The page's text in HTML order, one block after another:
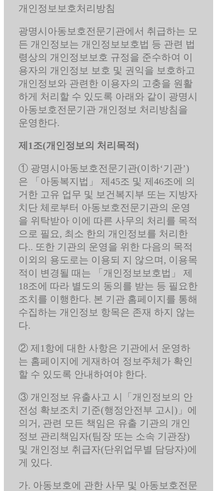
개인정보보호처리방침
광명시아동보호전문기관에서 취급하는 모
든 개인정보는 개인정보보호법 등 관련 법
령상의 개인정보보호 규정을 준수하여 이
용자의 개인정보 보호 및 권익을 보호하고
개인정보와 관련한 이용자의 고충을 원활
하게 처리할 수 있도록 아래와 같이 광명시
아동보호전문기관 개인정보 처리방침을
운영한다.
제1조(개인정보의 처리목적)
① 광명시아동보호전문기관(이하‘기관’)
은 「아동복지법」 제45조 및 제46조에 의
거한 고유 업무 및 보건복지부 또는 지방자
치단 체로부터 아동보호전문기관의 운영
을 위탁받아 이에 따른 사무의 처리를 목적
으로 필요, 최소 한의 개인정보를 처리한
다.. 또한 기관의 운영을 위한 다음의 목적
이외의 용도로는 이용되 지 않으며, 이용목
적이 변경될 때는 「개인정보보호법」 제
18조에 따라 별도의 동의를 받는 등 필요한
조치를 이행한다. 본 기관 홈페이지를 통해
수집하는 개인정보 항목은 존재 하지 않는
다.
② 제1항에 대한 사항은 기관에서 운영하
는 홈페이지에 게재하여 정보주체가 확인
할 수 있도록 안내하여야 한다.
③ 개인정보 유출사고 시「개인정보의 안
전성 확보조치 기준(행정안전부 고시)」에
의거, 관련 모든 책임은 유출 기관의 개인
정보 관리책임자(팀장 또는 소속 기관장)
및 개인정보 취급자(단위업무별 담당자)에
게 있다.
가. 아동보호에 관한 사무 및 아동보호전문